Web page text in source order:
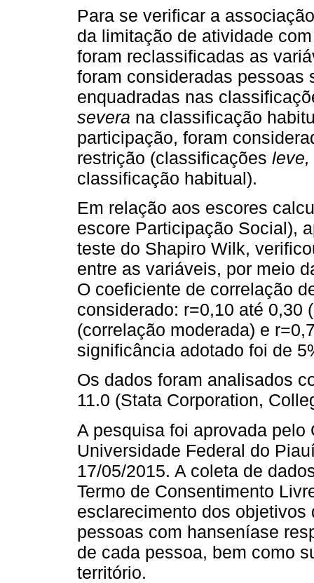
Para se verificar a
da limitação de atividade
foram reclassificadas as
foram consideradas pessoas
enquadradas nas
severa na classificação
participação, foram
restrição (classificações leve,
classificação habitual).
Em relação aos escores
escore Participação Social),
teste do Shapiro Wilk,
entre as variáveis, por meio
O coeficiente de correlação
considerado: r=0,10 até 0,30
(correlação moderada) e
significância adotado foi de
Os dados foram analisados
11.0 (Stata Corporation,
A pesquisa foi aprovada
Universidade Federal do
17/05/2015. A coleta de
Termo de Consentimento
esclarecimento dos
pessoas com hanseníase
de cada pessoa, bem como
território.